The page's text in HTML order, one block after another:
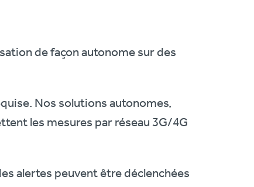
de façon autonome sur des
Nos solutions autonomes,
les mesures par réseau 3G/4G
alertes peuvent être déclenchées